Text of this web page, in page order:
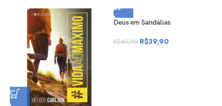
Deus em Sandálias
R$49,90 R$39,90